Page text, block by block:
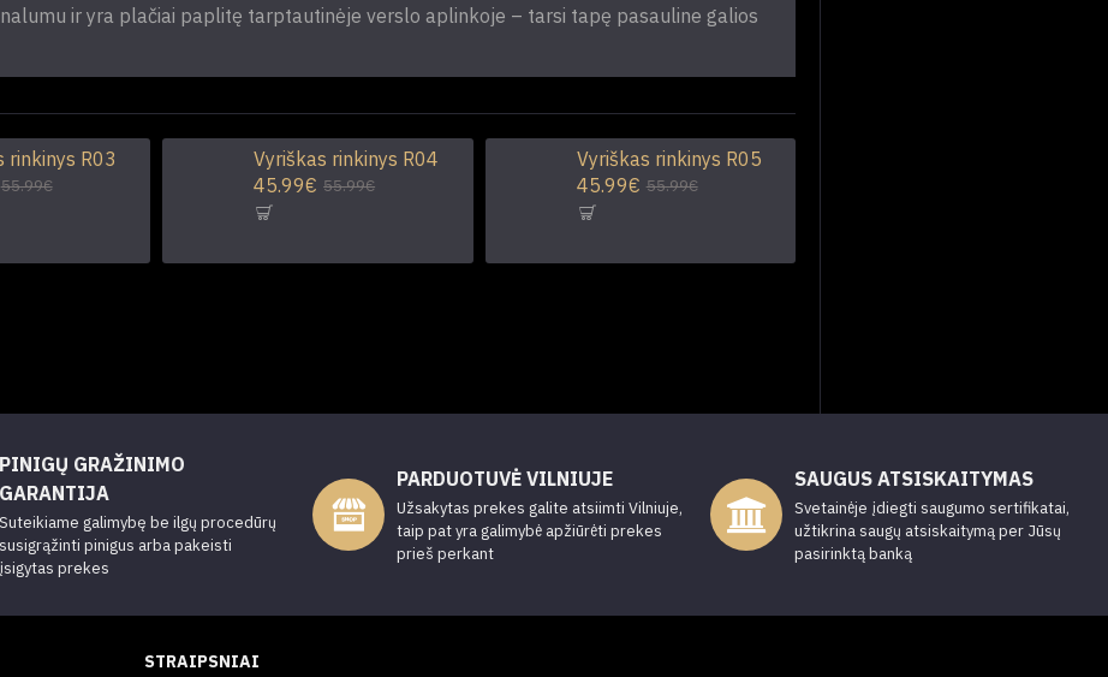
ir yra plačiai paplitę tarptautinėje verslo aplinkoje – tarsi tapę pasauline galios
rinkinys R03
55.99€
Vyriškas rinkinys R04
45.99€ 55.99€
Vyriškas rinkinys R05
45.99€ 55.99€
PINIGŲ GRAŽINIMO
GARANTIJA
Suteikiame galimybę be ilgų procedūrų
susigrąžinti pinigus arba pakeisti
įsigytas prekes
PARDUOTUVĖ VILNIUJE
Užsakytas prekes galite atsiimti Vilniuje,
taip pat yra galimybė apžiūrėti prekes
prieš perkant
SAUGUS ATSISKAITYMAS
Svetainėje įdiegti saugumo sertifikatai,
užtikrina saugų atsiskaitymą per Jūsų
pasirinktą banką
STRAIPSNIAI